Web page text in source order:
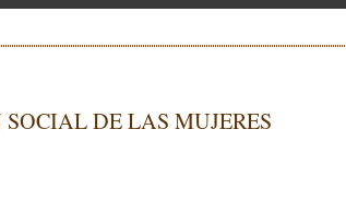
DE LAS MUJERES